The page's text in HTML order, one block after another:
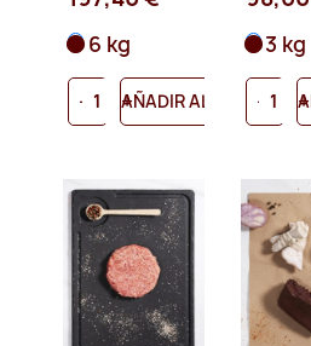
6 kg
- +
AÑADIR AL CARRITO
3 kg
- +